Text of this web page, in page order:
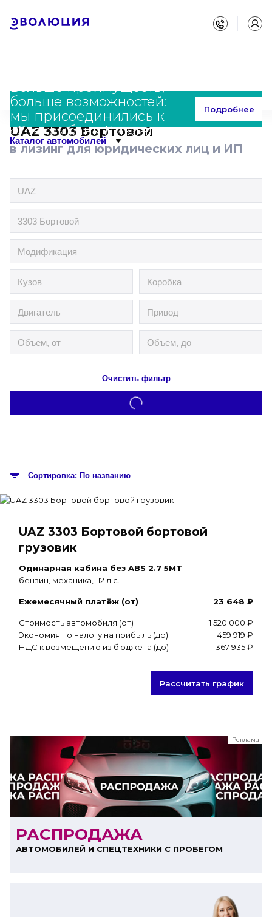
Больше преимуществ,
больше возможностей:
мы присоединились к
«Совкомбанк Лизинг»
Подробнее
Каталог автомобилей
Главная Каталог UAZ 3303 Бортовой
UAZ 3303 Бортовой
в лизинг для юридических лиц и ИП
Очистить фильтр
Сортировка: По названию
UAZ 3303 Бортовой бортовой
грузовик
Одинарная кабина без ABS 2.7 5MT
бензин, механика, 112 л.с.
Ежемесячный платёж (от) 23 648 ₽
Стоимость автомобиля (от)
1 520 000 ₽
Экономия по налогу на прибыль (до)
459 919 ₽
НДС к возмещению из бюджета (до)
367 935 ₽
Рассчитать график
Реклама
ООО "ЛК Эволюция"
ИНН 9724016636
erid: nyi26TK8Sykg5SPCgA2w5MdVpLJdCVLW
РАСПРОДАЖА
АВТОМОБИЛЕЙ И СПЕЦТЕХНИКИ С ПРОБЕГОМ